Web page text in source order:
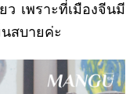
ว เพราะที่เมืองจีนมี
นสบายค่ะ